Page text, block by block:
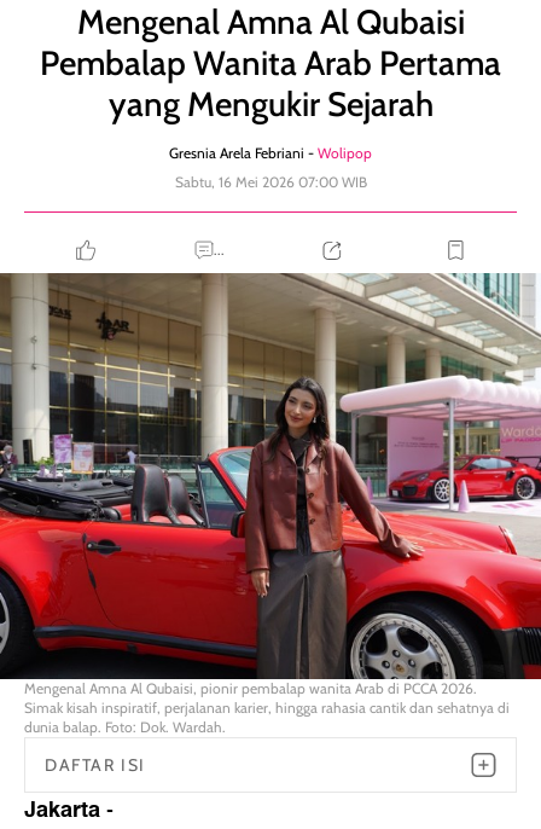
Mengenal Amna Al Qubaisi
Pembalap Wanita Arab Pertama
yang Mengukir Sejarah
Gresnia Arela Febriani - Wolipop
Sabtu, 16 Mei 2026 07:00 WIB
...
Mengenal Amna Al Qubaisi, pionir pembalap wanita Arab di PCCA 2026.
Simak kisah inspiratif, perjalanan karier, hingga rahasia cantik dan sehatnya di
dunia balap. Foto: Dok. Wardah.
DAFTAR ISI
Jakarta-